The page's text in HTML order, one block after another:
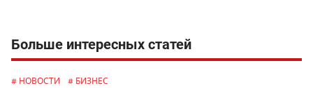
Больше интересных статей
# НОВОСТИ # БИЗНЕС